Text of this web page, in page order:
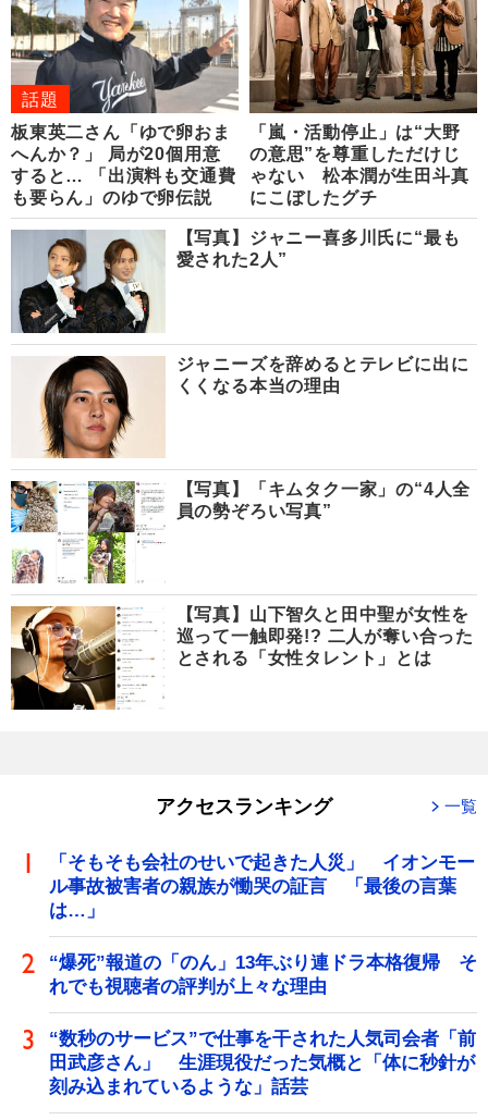
話題
板東英二さん「ゆで卵おま
へんか？」 局が20個用意
すると… 「出演料も交通費
も要らん」のゆで卵伝説
「嵐・活動停止」は“大野
の意思”を尊重しただけじ
ゃない 松本潤が生田斗真
にこぼしたグチ
【写真】ジャニー喜多川氏に“最も
愛された2人”
ジャニーズを辞めるとテレビに出に
くくなる本当の理由
【写真】「キムタク一家」の“4人全
員の勢ぞろい写真”
【写真】山下智久と田中聖が女性を
巡って一触即発!? 二人が奪い合った
とされる「女性タレント」とは
アクセスランキング 一覧
「そもそも会社のせいで起きた人災」 イオンモー
ル事故被害者の親族が慟哭の証言 「最後の言葉
は…」
“爆死”報道の「のん」13年ぶり連ドラ本格復帰 そ
れでも視聴者の評判が上々な理由
“数秒のサービス”で仕事を干された人気司会者「前
田武彦さん」 生涯現役だった気概と「体に秒針が
刻み込まれているような」話芸